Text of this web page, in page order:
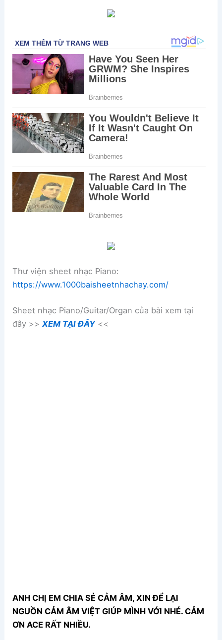
Thư viện sheet nhạc Piano:
https://www.1000baisheetnhachay.com/
Sheet nhạc Piano/Guitar/Organ của bài xem tại
đây >>XEM TẠI ĐÂY<<
ANH CHỊ EM CHIA SẺ CẢM ÂM, XIN ĐỂ LẠI
NGUỒN CẢM ÂM VIỆT GIÚP MÌNH VỚI NHÉ. CẢM
ƠN ACE RẤT NHIỀU.